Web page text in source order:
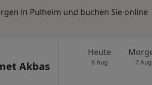
in Pulheim und buchen Sie online
Akbas
Heute
6 Aug 7 Aug